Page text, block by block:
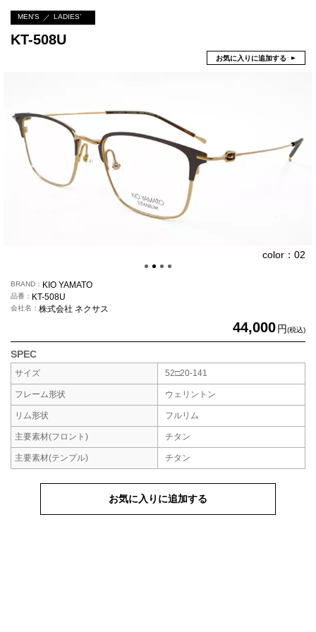
MEN'S LADIES’
KT-508U
お気に入りに追加する
color：02
BRAND KIO YAMATO
品番 KT-508U
会社名 株式会社 ネクサス
44,000円(税込)
SPEC
サイズ 52□20-141
フレーム形状 ウェリントン
リム形状 フルリム
主要素材(フロント) チタン
主要素材(テンプル) チタン
お気に入りに追加する